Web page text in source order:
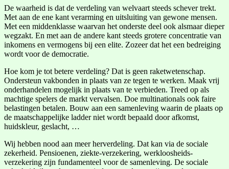
De waarheid is dat de verdeling van welvaart steeds schever trekt.
Met aan de ene kant verarming en uitsluiting van gewone mensen.
Met een middenklasse waarvan het onderste deel ook alsmaar dieper
wegzakt. En met aan de andere kant steeds grotere concentratie van
inkomens en vermogens bij een elite. Zozeer dat het een bedreiging
wordt voor de democratie.
Hoe kom je tot betere verdeling? Dat is geen raketwetenschap.
Ondersteun vakbonden in plaats van ze tegen te werken. Maak vrij
onderhandelen mogelijk in plaats van te verbieden. Treed op als
machtige spelers de markt vervalsen. Doe multinationals ook faire
belastingen betalen. Bouw aan een samenleving waarin de plaats op
de maatschappelijke ladder niet wordt bepaald door afkomst,
huidskleur, geslacht, …
Wij hebben nood aan meer herverdeling. Dat kan via de sociale
zekerheid. Pensioenen, ziekte-verzekering, werkloosheids-
verzekering zijn fundamenteel voor de samenleving. De sociale